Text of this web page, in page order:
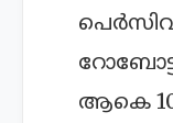
ആകെ